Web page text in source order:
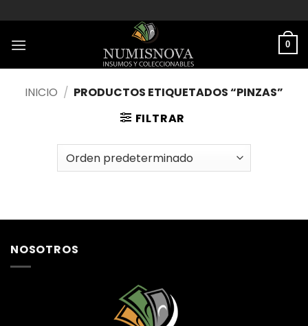
al
contenido
0
INICIO / PRODUCTOS ETIQUETADOS “PINZAS”
FILTRAR
NOSOTROS